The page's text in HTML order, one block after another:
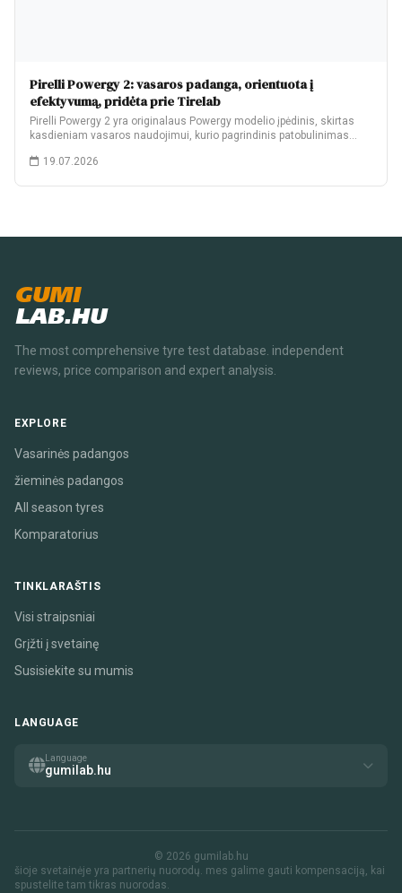
Pirelli Powergy 2: vasaros padanga, orientuota į
efektyvumą, pridėta prie Tirelab
Pirelli Powergy 2 yra originalaus Powergy modelio įpėdinis, skirtas
kasdieniam vasaros naudojimui, kurio pagrindinis patobulinimas…
19.07.2026
GUMI
LAB.HU
The most comprehensive tyre test database. independent
reviews, price comparison and expert analysis.
EXPLORE
Vasarinės padangos
žieminės padangos
All season tyres
Komparatorius
TINKLARAŠTIS
Visi straipsniai
Grįžti į svetainę
Susisiekite su mumis
LANGUAGE
Language
gumilab.hu
© 2026 gumilab.hu
šioje svetainėje yra partnerių nuorodų. mes galime gauti kompensaciją, kai
spustelite tam tikras nuorodas.